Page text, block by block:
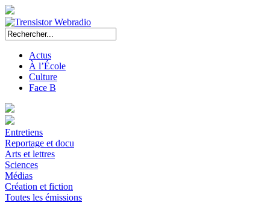
Actus
À l’École
Culture
Face B
Entretiens
Reportage et docu
Arts et lettres
Sciences
Médias
Création et fiction
Toutes les émissions